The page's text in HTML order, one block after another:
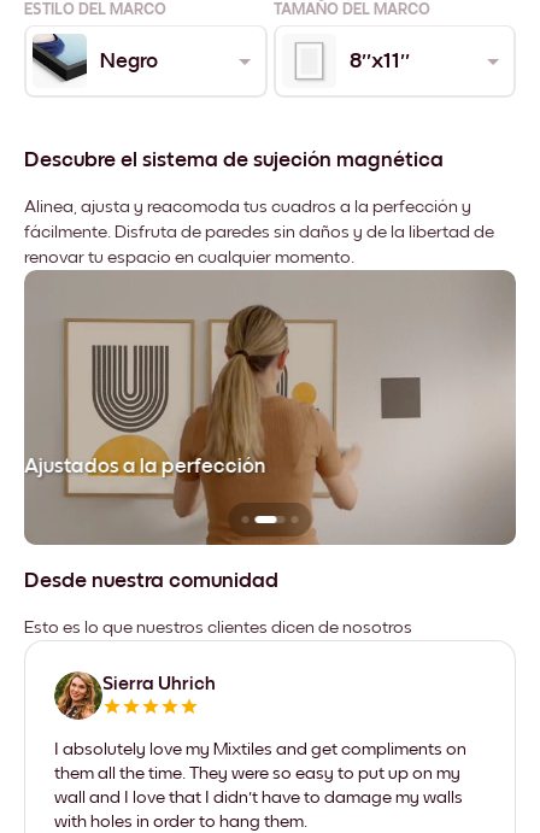
ESTILO DEL MARCO TAMAÑO DEL MARCO
Negro 8''x11''
Descubre el sistema de sujeción magnética
Alinea, ajusta y reacomoda tus cuadros a la perfección y
fácilmente. Disfruta de paredes sin daños y de la libertad de
renovar tu espacio en cualquier momento.
Ajustados a la perfección
Desde nuestra comunidad
Esto es lo que nuestros clientes dicen de nosotros
Sierra Uhrich
I absolutely love my Mixtiles and get compliments on
them all the time. They were so easy to put up on my
wall and I love that I didn't have to damage my walls
with holes in order to hang them.